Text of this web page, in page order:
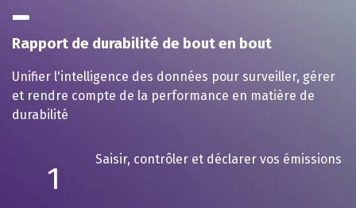
Rapport de durabilité de bout en bout
Unifier l'intelligence des données pour surveiller, gérer
et rendre compte de la performance en matière de
durabilité
1
Saisir, contrôler et déclarer vos émissions